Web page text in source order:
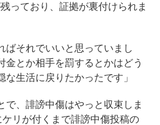
っており、証拠が裏付けられま
ばそれでいいと思っていまし
金とか相手を罰するとかはどう
生活に戻りたかったです」
、誹謗中傷はやっと収束しま
リが付くまで誹謗中傷投稿の